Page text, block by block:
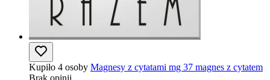
Kupiło 4 osoby Magnesy z cytatami mg 37 magnes z cytatem
Brak opinii